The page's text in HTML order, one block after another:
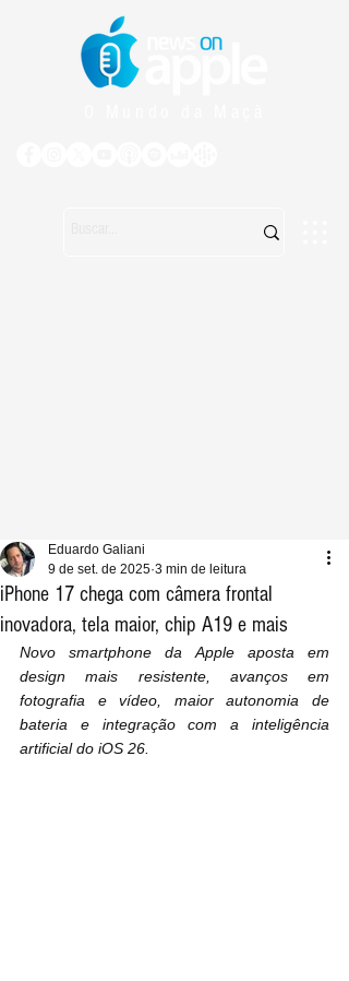
iPhone 17 chega com câmera frontal
inovadora, tela maior, chip A19 e mais
Eduardo Galiani
9 de set. de 2025 3 min de leitura
Novo smartphone da Apple aposta em
design mais resistente, avanços em
fotografia e vídeo, maior autonomia de
bateria e integração com a inteligência
artificial do iOS 26.